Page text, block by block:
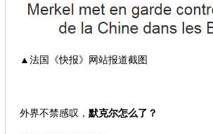
▲法国《快报》网站报道截图
外界不禁感叹， 默克尔怎么了？